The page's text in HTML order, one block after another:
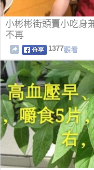
小彬彬街頭賣小吃身
不再
1377觀看